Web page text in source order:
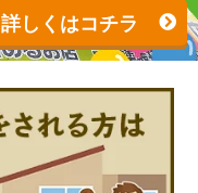
詳しくはコチラ